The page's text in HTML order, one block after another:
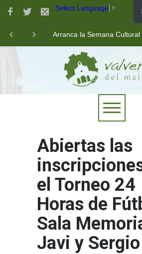
Select Language ▼
Arranca la Semana Cultural
Taller de robótica para
Las pistas municipales de
Abiertas las
el Torneo 24
Horas de
Sala
Javi y Sergio